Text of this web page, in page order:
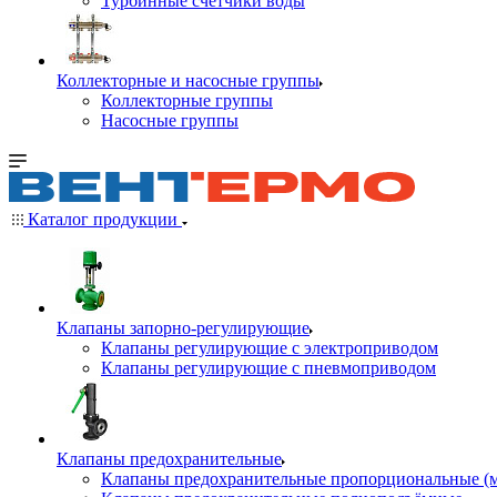
Коллекторные и насосные группы
Коллекторные группы
Насосные группы
Каталог продукции
Клапаны запорно-регулирующие
Клапаны регулирующие с электроприводом
Клапаны регулирующие с пневмоприводом
Клапаны предохранительные
Клапаны предохранительные пропорциональные